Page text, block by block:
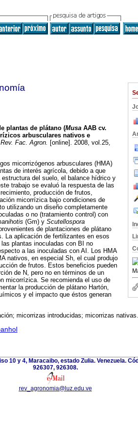
plantas de plátano (Musa AAB cv.
arbusculares nativos e
Rev. Fac. Agron. [online]. 2008, vol.25,
micorrizógenos arbusculares (HMA)
de interés agrícola, debido a que
del suelo, el balance hídrico y
trabajo se evaluó la respuesta de las
producción de frutos,
micorrízica bajo condiciones de
utilizando un diseño completamente
o no (tratamiento control) con
(Gm) y Scutellospora
de plantaciones de plátano
La aplicación de fertilizantes en esos
plantas inoculadas con BI no
a las inoculadas con AI. Los HMA
nativos, en especial Sh, el cual produjo
de frutos. Estos beneficios pueden
de N, pero no en términos de un
micorrízica. Se recomienda el uso de
la producción de plátano Hartón,
y el impacto que éstos generan
micorrizas introducidas; micorrizas nativas.
10 y 4, Maracaibo, estado Zulia. Venezuela.
926307, 926308.
rev_agronomia@luz.edu.ve